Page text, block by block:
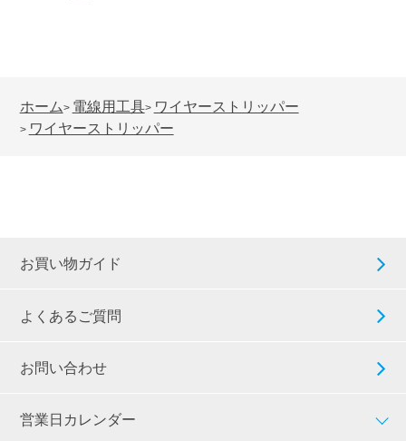
ホーム> 電線用工具> ワイヤーストリッパー
> ワイヤーストリッパー
お買い物ガイド
よくあるご質問
お問い合わせ
営業日カレンダー